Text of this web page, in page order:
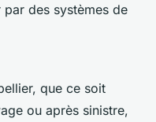
des systèmes de
que ce soit
ou après sinistre,